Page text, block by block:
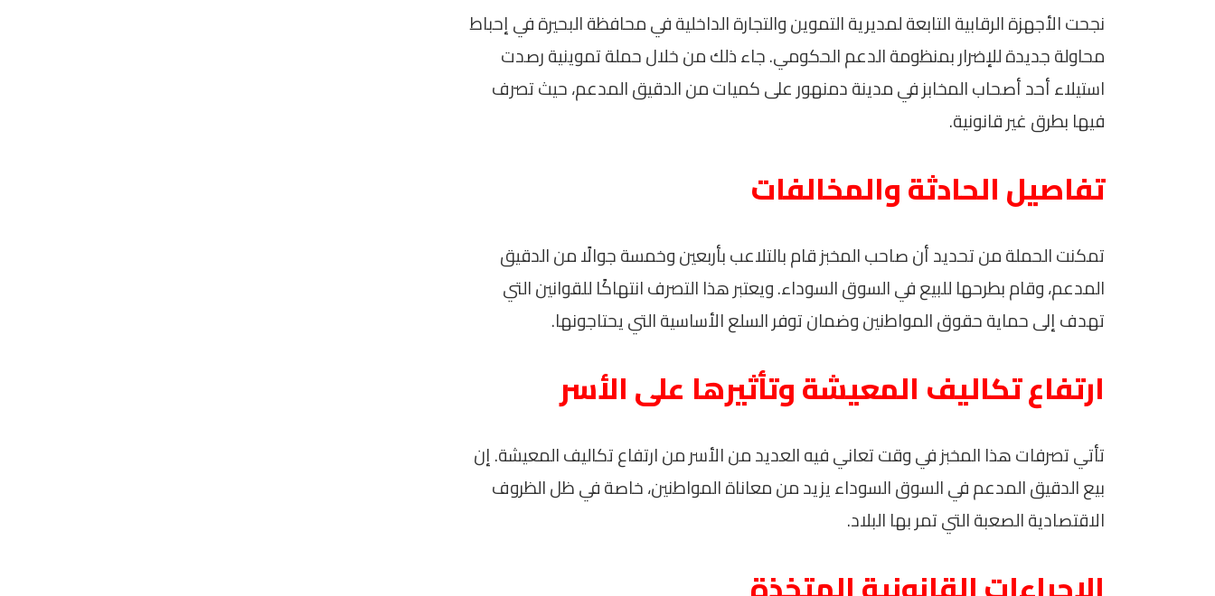
نجحت الأجهزة الرقابية التابعة لمديرية التموين والتجارة الداخلية في محافظة البحيرة في إحباط
محاولة جديدة للإضرار بمنظومة الدعم الحكومي. جاء ذلك من خلال حملة تموينية رصدت
استيلاء أحد أصحاب المخابز في مدينة دمنهور على كميات من الدقيق المدعم، حيث تصرف
فيها بطرق غير قانونية.
تفاصيل الحادثة والمخالفات
تمكنت الحملة من تحديد أن صاحب المخبز قام بالتلاعب بأربعين وخمسة جوالًا من الدقيق
المدعم، وقام بطرحها للبيع في السوق السوداء. ويعتبر هذا التصرف انتهاكًا للقوانين التي
تهدف إلى حماية حقوق المواطنين وضمان توفر السلع الأساسية التي يحتاجونها.
ارتفاع تكاليف المعيشة وتأثيرها على الأسر
تأتي تصرفات هذا المخبز في وقت تعاني فيه العديد من الأسر من ارتفاع تكاليف المعيشة. إن
بيع الدقيق المدعم في السوق السوداء يزيد من معاناة المواطنين، خاصة في ظل الظروف
الاقتصادية الصعبة التي تمر بها البلاد.